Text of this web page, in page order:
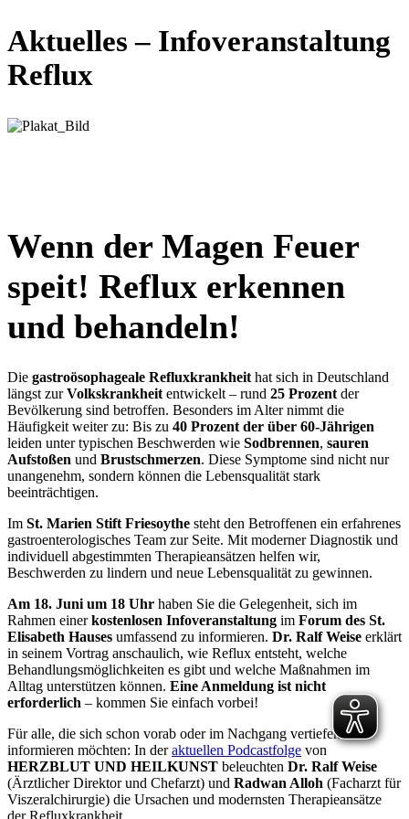
Aktuelles – Infoveranstaltung
Reflux
Wenn der Magen Feuer
speit! Reflux erkennen
und behandeln!
Die gastroösophageale Refluxkrankheit hat sich in Deutschland
längst zurVolkskrankheit entwickelt – rund 25 Prozent der
Bevölkerung sind betroffen. Besonders im Alter nimmt die
Häufigkeit weiter zu: Bis zu 40 Prozent der über 60-Jährigen
leiden unter typischen Beschwerden wie Sodbrennen, sauren
Aufstoßen und Brustschmerzen. Diese Symptome sind nicht nur
unangenehm, sondern können die Lebensqualität stark
beeinträchtigen.
Im St. Marien Stift Friesoythe steht den Betroffenen ein erfahrenes
gastroenterologisches Team zur Seite. Mit moderner Diagnostik und
individuell abgestimmten Therapieansätzen helfen wir,
Beschwerden zu lindern und neue Lebensqualität zu gewinnen.
Am 18. Juni um 18 Uhr haben Sie die Gelegenheit, sich im
Rahmen einerkostenlosen Infoveranstaltung im Forum des St.
Elisabeth Hauses umfassend zu informieren. Dr. Ralf Weise erklärt
in seinem Vortrag anschaulich, wie Reflux entsteht, welche
Behandlungsmöglichkeiten es gibt und welche Maßnahmen im
Alltag unterstützen können. Eine Anmeldung ist nicht
erforderlich – kommen Sie einfach vorbei!
Für alle, die sich schon vorab oder im Nachgang vertiefend
informieren möchten: In deraktuellen Podcastfolge von
HERZBLUT UND HEILKUNST beleuchten Dr. Ralf Weise
(Ärztlicher Direktor und Chefarzt) und Radwan Alloh (Facharzt für
Viszeralchirurgie) die Ursachen und modernsten Therapieansätze